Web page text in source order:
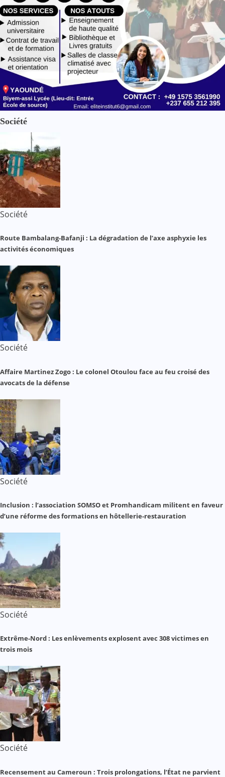
Société
Société
Route Bambalang-Bafanji : La dégradation de l’axe asphyxie les
activités économiques
Société
Affaire Martinez Zogo : Le colonel Otoulou face au feu croisé des
avocats de la défense
Société
Inclusion : l’association SOMSO et Promhandicam militent en faveur
d’une réforme des formations en hôtellerie-restauration
Société
Extrême-Nord : Les enlèvements explosent avec 308 victimes en
trois mois
Société
Recensement au Cameroun : Trois prolongations, l’État ne parvient